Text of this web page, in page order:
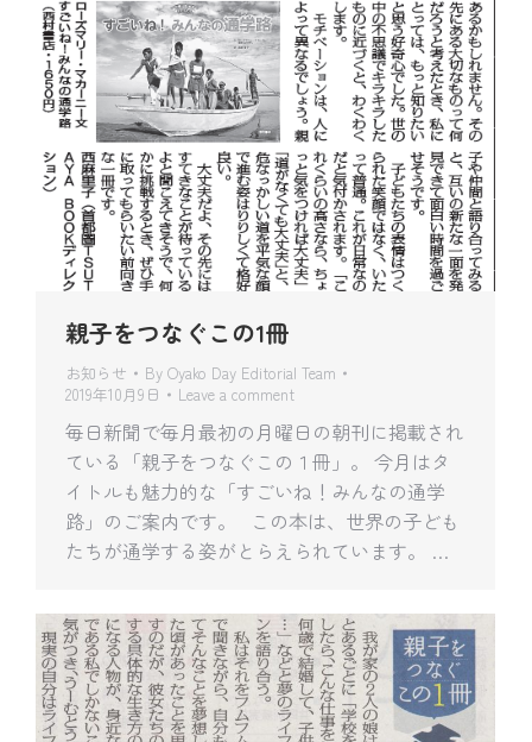
親子をつなぐこの1冊
お知らせ By Oyako Day Editorial Team
2019年10月9日
Leave a comment
毎日新聞で毎月最初の月曜日の朝刊に掲載され
ている「親子をつなぐこの１冊」。 今月はタ
イトルも魅力的な「すごいね！みんなの通学
路」のご案内です。 この本は、世界の子ども
たちが通学する姿がとらえられています。 …